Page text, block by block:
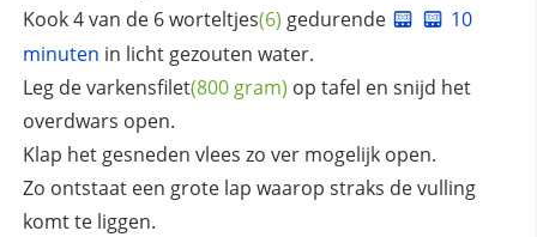
Kook 4 van de 6worteltjes(6) gedurende
10
minuten in licht gezouten water.
Leg devarkensfilet(800 gram) op tafel en snijd het
overdwars open.
Klap het gesneden vlees zo ver mogelijk open.
Zo ontstaat een grote lap waarop straks de vulling
komt te liggen.